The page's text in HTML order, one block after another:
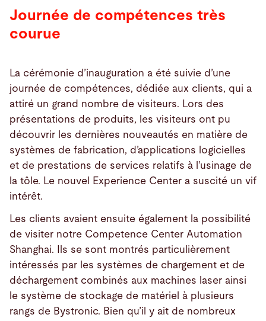
Journée de compétences très
courue
La cérémonie d’inauguration a été suivie d’une
journée de compétences, dédiée aux clients, qui a
attiré un grand nombre de visiteurs. Lors des
présentations de produits, les visiteurs ont pu
découvrir les dernières nouveautés en matière de
systèmes de fabrication, d’applications logicielles
et de prestations de services relatifs à l’usinage de
la tôle. Le nouvel Experience Center a suscité un vif
intérêt.
Les clients avaient ensuite également la possibilité
de visiter notre Competence Center Automation
Shanghai. Ils se sont montrés particulièrement
intéressés par les systèmes de chargement et de
déchargement combinés aux machines laser ainsi
le système de stockage de matériel à plusieurs
rangs de Bystronic. Bien qu’il y ait de nombreux